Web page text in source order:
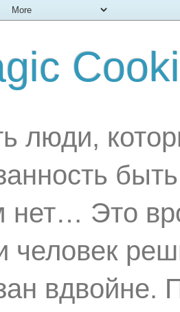
люди,
нет… Это
человек
вдвойне.